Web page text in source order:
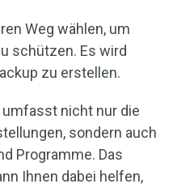
Weg wählen, um
schützen. Es wird
zu erstellen.
nicht nur die
sondern auch
Programme. Das
Ihnen dabei helfen,